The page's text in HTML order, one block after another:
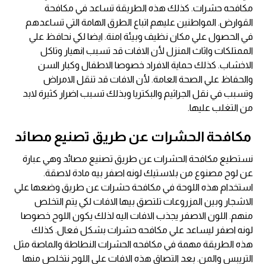
مكافحه حشرات. كذلك هذه الطريقة تساعد في مكافحة
القوارض. المواطنين عليهم اتباع الطرق الهامة التي تساعدهم
في الحصول علي مكان نظيف وبيئة امنة. ايضا لكي نحافظ علي
الممتلكات واثاث المنزل لأن الافات قد تسبب انهيار وتاكل
الاخشاب. كذلك حماية الافراد خصوصا الاطفال وكبار السن
والحفاظ علي الصحة العامة. لأن الافات قد تنقل الامراض
وتسبب في نقل الجراثيم والبكتريا وبذلك تسبب اضرار كثيرة لابد
من التغلب عليها.
مكافحة الحشرات عن طريق تصنيع مصائد
نستطيع مكافحة الحشرات عن طريق تصنيع مصائد وهي عبارة
عن لوح مصنوع من بلاستيك لونه اصفر بيه مادة لاصقة.
استخدام هذه اللوحة في مكافحة حشرات عن طريق وضعها علي
الاشجار وبين المزروعات تلتصق بيها الافات لكي يتم التخلص
منهم. اللون الاصفر يجذب الافات اليه لذلك يكون اللوح خصوصا
لونه اصفر ليساعد علي مكافحه حشرات بشكل فعال. كذلك
هذه الطريقة مهمة في مكافحه الحشرات النطاطة والماصة مثل
التريبس والمن. بعد التصاق هذه الافات علي اللوح نتخلص منها